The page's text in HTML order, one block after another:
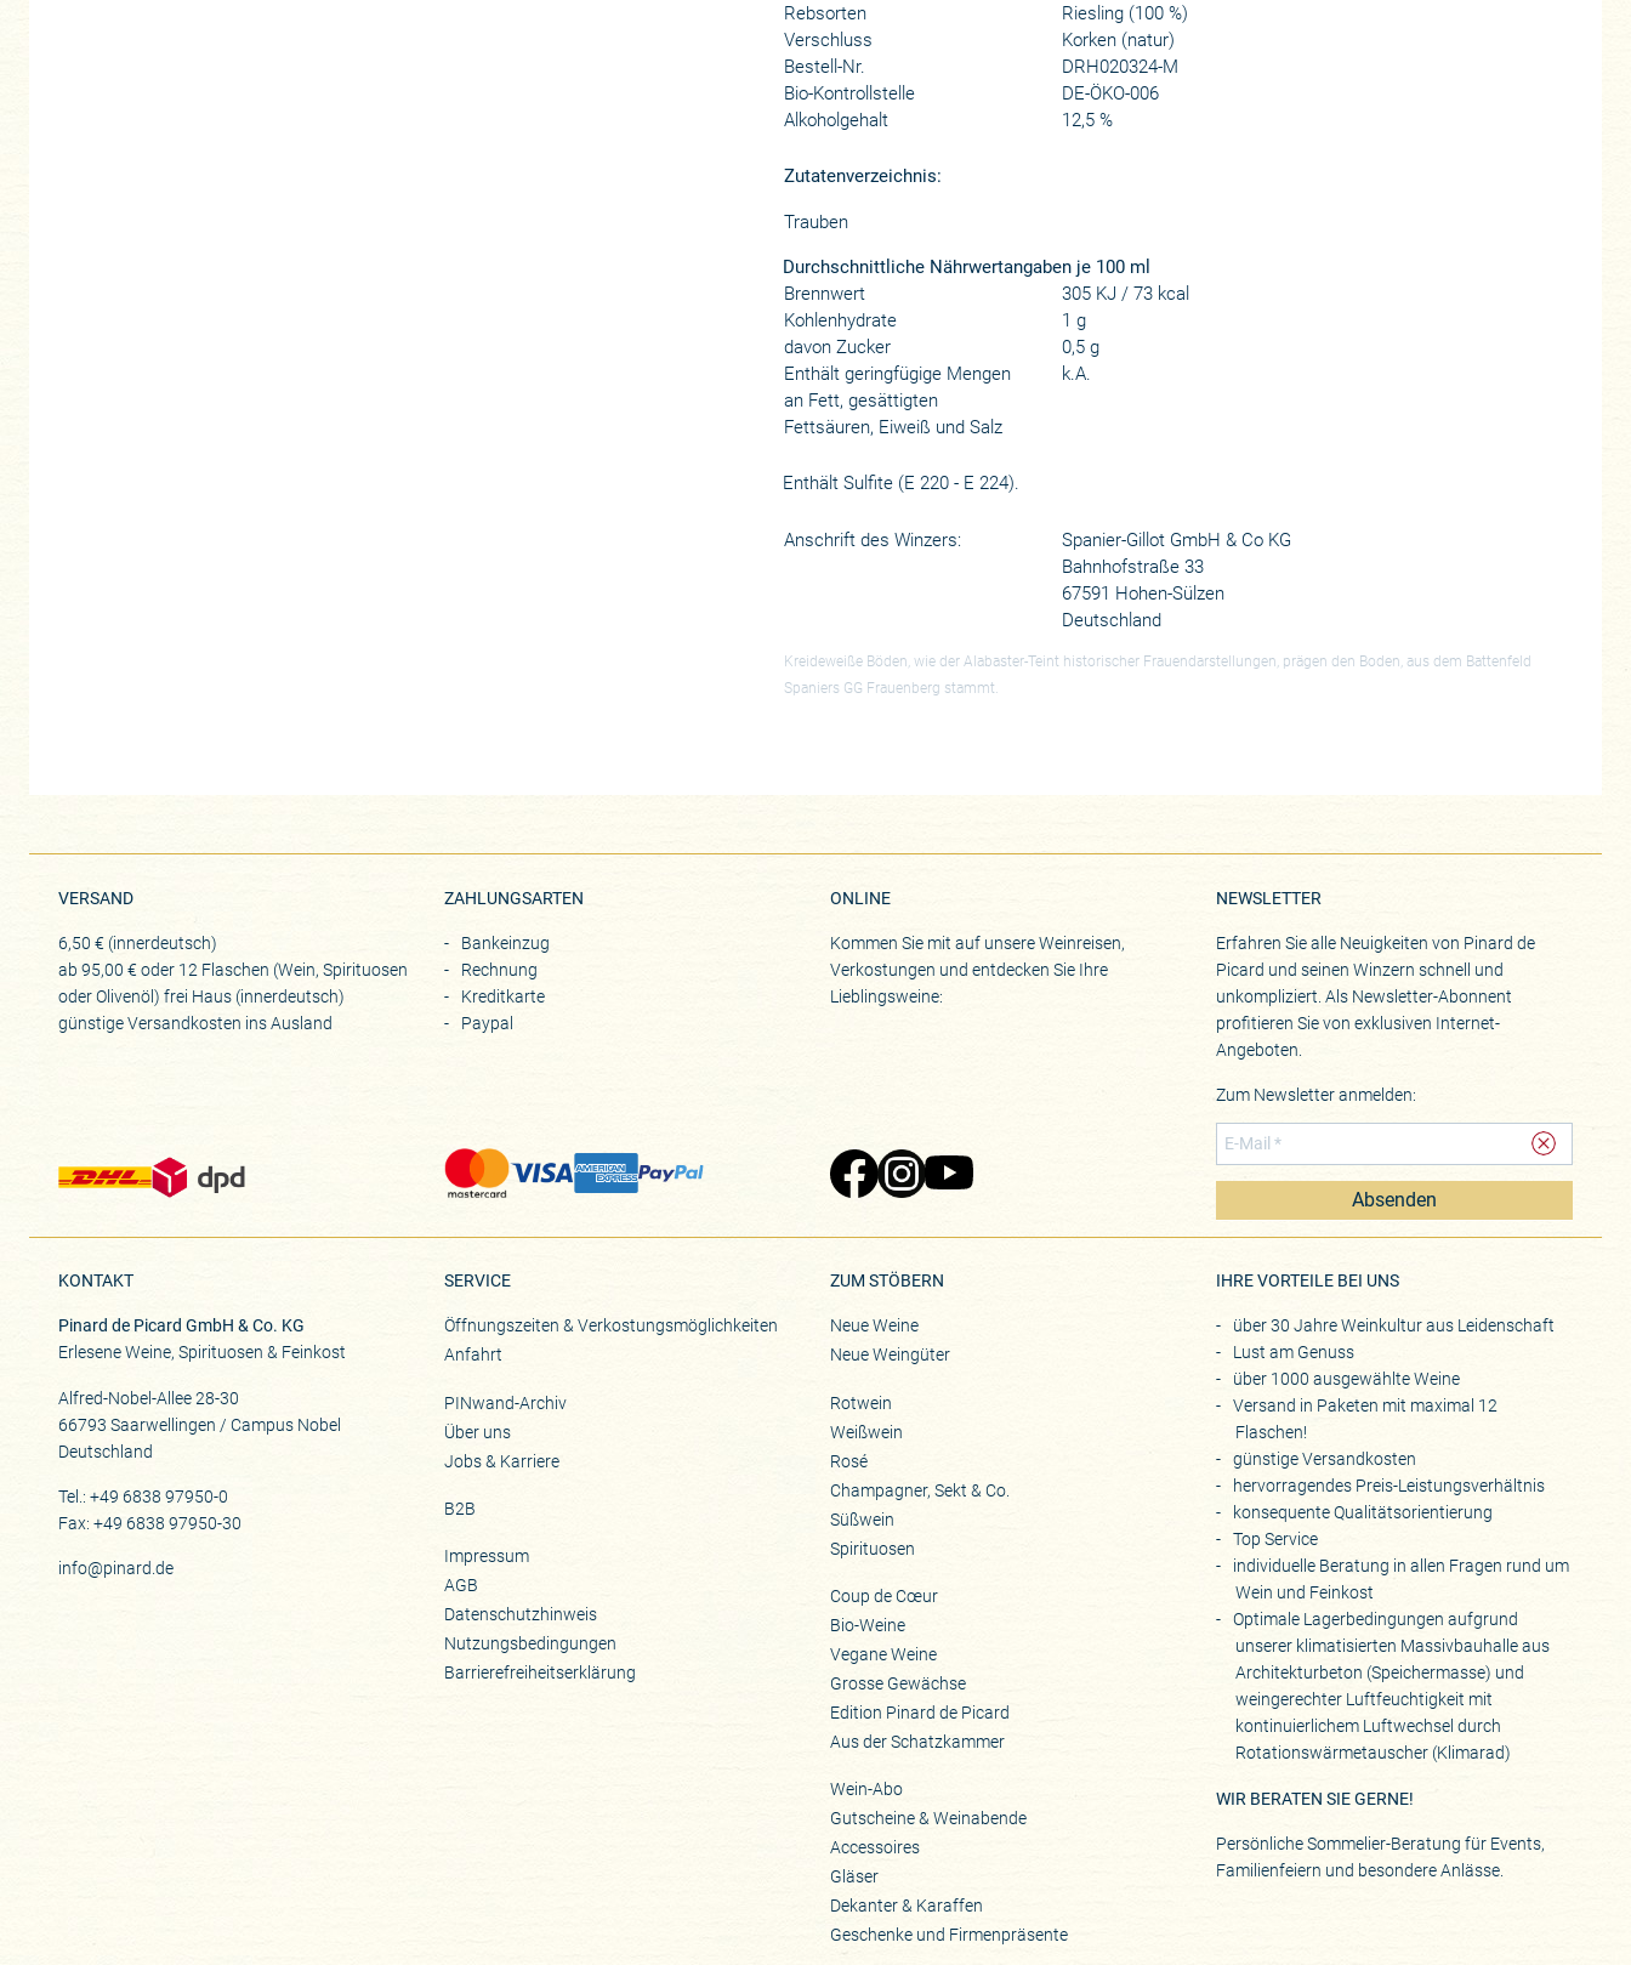
Rebsorten
Riesling (100 %)
Verschluss
Korken (natur)
Bestell-Nr.
DRH020324-M
Bio-Kontrollstelle
DE-ÖKO-006
Alkoholgehalt
12,5 %
Zutatenverzeichnis:
Trauben
Durchschnittliche Nährwertangaben je 100 ml
Brennwert
305 KJ / 73 kcal
Kohlenhydrate
1 g
davon Zucker
0,5 g
Enthält geringfügige Mengen
an Fett, gesättigten
Fettsäuren, Eiweiß und Salz
k.A.
Enthält Sulfite (E 220 - E 224).
Anschrift des Winzers:
Spanier-Gillot GmbH & Co KG
Bahnhofstraße 33
67591 Hohen-Sülzen
Deutschland
Kreideweiße Böden, wie der Alabaster-Teint historischer Frauendarstellungen, prägen den Boden, aus dem Battenfeld
Spaniers GG Frauenberg stammt.
VERSAND
6,50 € (innerdeutsch)
ab 95,00 € oder 12 Flaschen (Wein, Spirituosen
oder Olivenöl) frei Haus (innerdeutsch)
günstige Versandkosten ins Ausland
ZAHLUNGSARTEN
Bankeinzug
Rechnung
Kreditkarte
Paypal
ONLINE
Kommen Sie mit auf unsere Weinreisen,
Verkostungen und entdecken Sie Ihre
Lieblingsweine:
NEWSLETTER
Erfahren Sie alle Neuigkeiten von Pinard de
Picard und seinen Winzern schnell und
unkompliziert. Als Newsletter-Abonnent
profitieren Sie von exklusiven Internet-
Angeboten.
Zum Newsletter anmelden:
Absenden
KONTAKT
Pinard de Picard GmbH & Co. KG
Erlesene Weine, Spirituosen & Feinkost
Alfred-Nobel-Allee 28-30
66793 Saarwellingen / Campus Nobel
Deutschland
Tel.: +49 6838 97950-0
Fax: +49 6838 97950-30
info@pinard.de
SERVICE
Öffnungszeiten & Verkostungsmöglichkeiten
Anfahrt
PINwand-Archiv
Über uns
Jobs & Karriere
B2B
Impressum
AGB
Datenschutzhinweis
Nutzungsbedingungen
Barrierefreiheitserklärung
ZUM STÖBERN
Neue Weine
Neue Weingüter
Rotwein
Weißwein
Rosé
Champagner, Sekt & Co.
Süßwein
Spirituosen
Coup de Cœur
Bio-Weine
Vegane Weine
Grosse Gewächse
Edition Pinard de Picard
Aus der Schatzkammer
Wein-Abo
Gutscheine & Weinabende
Accessoires
Gläser
Dekanter & Karaffen
Geschenke und Firmenpräsente
IHRE VORTEILE BEI UNS
über 30 Jahre Weinkultur aus Leidenschaft
Lust am Genuss
über 1000 ausgewählte Weine
Versand in Paketen mit maximal 12
Flaschen!
günstige Versandkosten
hervorragendes Preis-Leistungsverhältnis
konsequente Qualitätsorientierung
Top Service
individuelle Beratung in allen Fragen rund um
Wein und Feinkost
Optimale Lagerbedingungen aufgrund
unserer klimatisierten Massivbauhalle aus
Architekturbeton (Speichermasse) und
weingerechter Luftfeuchtigkeit mit
kontinuierlichem Luftwechsel durch
Rotationswärmetauscher (Klimarad)
WIR BERATEN SIE GERNE!
Persönliche Sommelier-Beratung für Events,
Familienfeiern und besondere Anlässe.